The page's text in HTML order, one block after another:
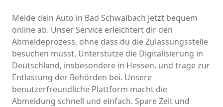
Melde dein Auto in Bad Schwalbach jetzt bequem
online ab. Unser Service erleichtert dir den
Abmeldeprozess, ohne dass du die Zulassungsstelle
besuchen musst. Unterstütze die Digitalisierung in
Deutschland, insbesondere in Hessen, und trage zur
Entlastung der Behörden bei. Unsere
benutzerfreundliche Plattform macht die
Abmeldung schnell und einfach. Spare Zeit und